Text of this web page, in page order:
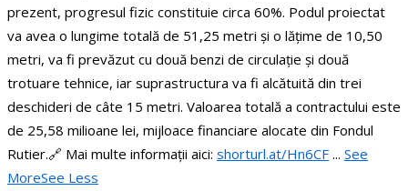
prezent, progresul fizic constituie circa 60%. Podul proiectat
va avea o lungime totală de 51,25 metri și o lățime de 10,50
metri, va fi prevăzut cu două benzi de circulație și două
trotuare tehnice, iar suprastructura va fi alcătuită din trei
deschideri de câte 15 metri. Valoarea totală a contractului este
de 25,58 milioane lei, mijloace financiare alocate din Fondul
Rutier.🔗 Mai multe informații aici: shorturl.at/Hn6CF ... See
MoreSee Less